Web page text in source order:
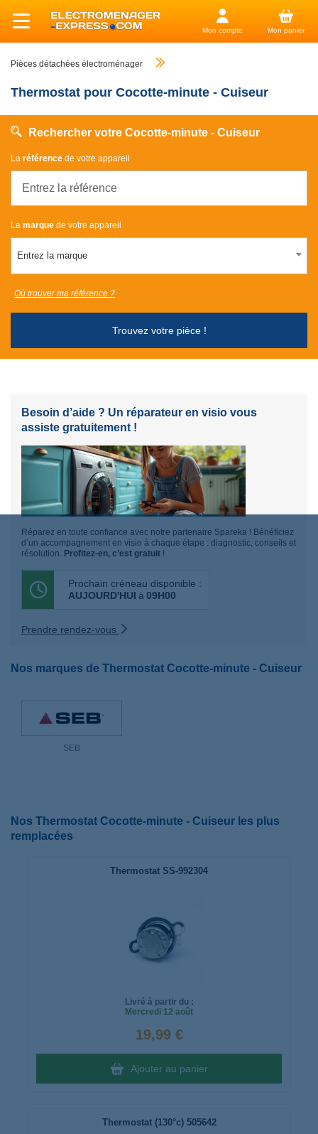
Mon compte Mon panier
Pièces détachées électroménager
Thermostat pour Cocotte-minute - Cuiseur
Rechercher votre Cocotte-minute - Cuiseur
La référence de votre appareil
La marque de votre appareil
Entrez la marque
Trouvez votre pièce !
Où trouver ma référence ?
Besoin d’aide ? Un réparateur en visio vous
assiste gratuitement !
Réparez en toute confiance avec notre partenaire Spareka ! Bénéficiez
d’un accompagnement en visio à chaque étape : diagnostic, conseils et
résolution. Profitez-en, c’est gratuit !
Prochain créneau disponible :
AUJOURD'HUI à 09H00
Prendre rendez-vous
Nos marques de Thermostat Cocotte-minute - Cuiseur
SEB
Nos Thermostat Cocotte-minute - Cuiseur les plus
remplacées
Thermostat SS-992304
Livré à partir du :
Mercredi 12 août
19,99 €
Ajouter au panier
Thermostat (130°c) 505642